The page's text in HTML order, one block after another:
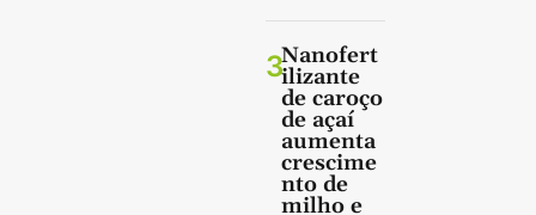
3Nanofert
ilizante
de caroço
de açaí
aumenta
crescime
nto de
milho e